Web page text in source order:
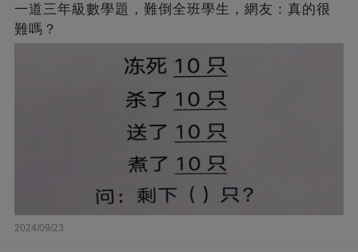
一道三年級數學題，難倒全班學生，網友：真的很
難嗎？
2024/09/23